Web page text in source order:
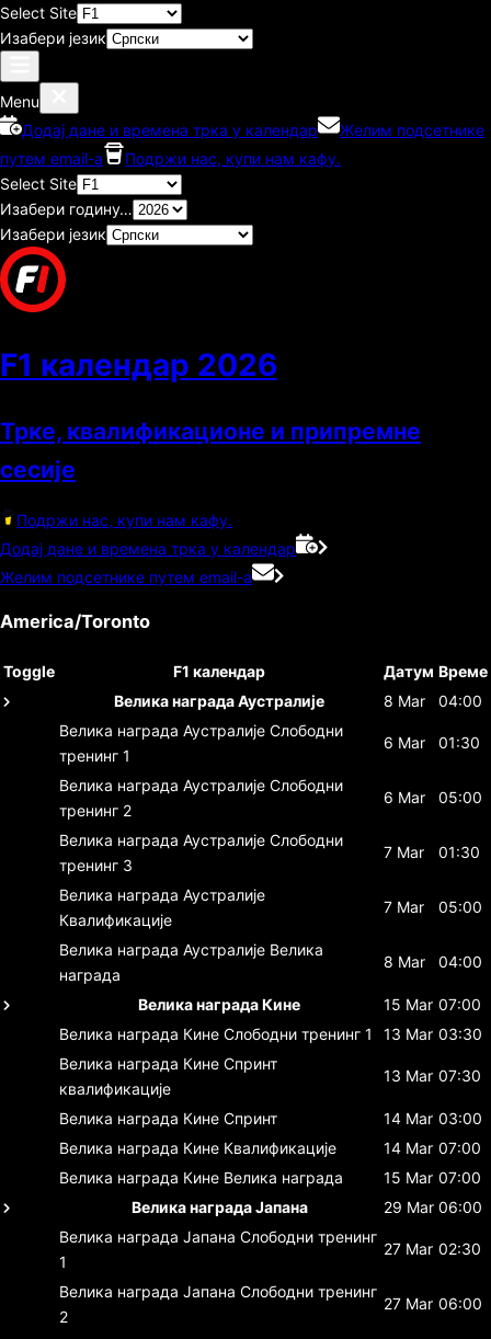
Select Site
Изабери језик
Menu
Додај дане и времена трка у календар
Желим подсетнике
путем email-а
Подржи нас, купи нам кафу.
Select Site
Изабери годину…
Изабери језик
F1 календар 2026
Трке, квалификационе и припремне
сесије
Подржи нас, купи нам кафу.
Додај дане и времена трка у календар
Желим подсетнике путем email-а
America/Toronto
Toggle F1 календар Датум Време
Велика награда Аустралије
8 Mar
04:00
Велика награда Аустралије Слободни
тренинг 1
6 Mar 01:30
Велика награда Аустралије Слободни
тренинг 2
6 Mar 05:00
Велика награда Аустралије Слободни
тренинг 3
7 Mar 01:30
Велика награда Аустралије
Квалификације
7 Mar 05:00
Велика награда Аустралије Велика
награда
8 Mar 04:00
Велика награда Кине 15 Mar 07:00
Велика награда Кине Слободни тренинг 1 13 Mar 03:30
Велика награда Кине Спринт
квалификације
13 Mar 07:30
Велика награда Кине Спринт 14 Mar 03:00
Велика награда Кине Квалификације 14 Mar 07:00
Велика награда Кине Велика награда 15 Mar 07:00
Велика награда Јапана
29 Mar 06:00
Велика награда Јапана Слободни тренинг
1
27 Mar 02:30
Велика награда Јапана Слободни тренинг
2
27 Mar 06:00